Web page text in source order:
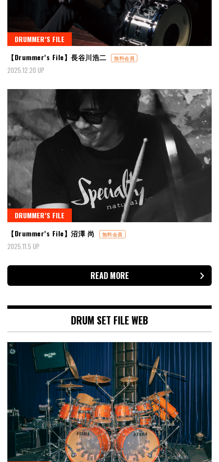
DRUMMER’S FILE
【Drummer’s File】長谷川浩二
無料会員
2025.12.20 UP
DRUMMER’S FILE
【Drummer’s File】沼澤 尚
無料会員
2025.11.5 UP
READ MORE
DRUM SET FILE WEB